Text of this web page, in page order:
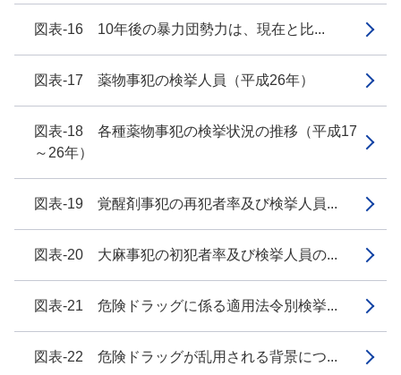
図表-16 10年後の暴力団勢力は、現在と比...
図表-17 薬物事犯の検挙人員（平成26年）
図表-18 各種薬物事犯の検挙状況の推移（平成17
～26年）
図表-19 覚醒剤事犯の再犯者率及び検挙人員...
図表-20 大麻事犯の初犯者率及び検挙人員の...
図表-21 危険ドラッグに係る適用法令別検挙...
図表-22 危険ドラッグが乱用される背景につ...